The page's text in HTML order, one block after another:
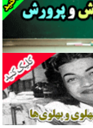
یزدی